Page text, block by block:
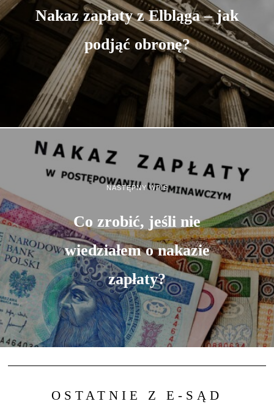
Nakaz zapłaty z Elbląga – jak
podjąć obronę?
NASTĘPNY WPIS
Co zrobić, jeśli nie
wiedziałem o nakazie
zapłaty?
OSTATNIE Z E-SĄD